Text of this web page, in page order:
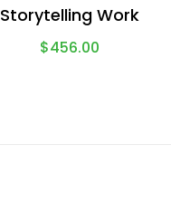
Storytelling Work
$456.00